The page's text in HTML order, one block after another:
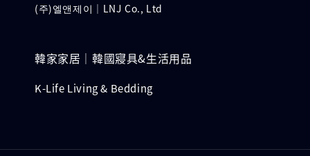
(주)엘앤제이｜LNJ Co., Ltd
韓家家居｜韓國寢具&生活用品
K-Life Living & Bedding